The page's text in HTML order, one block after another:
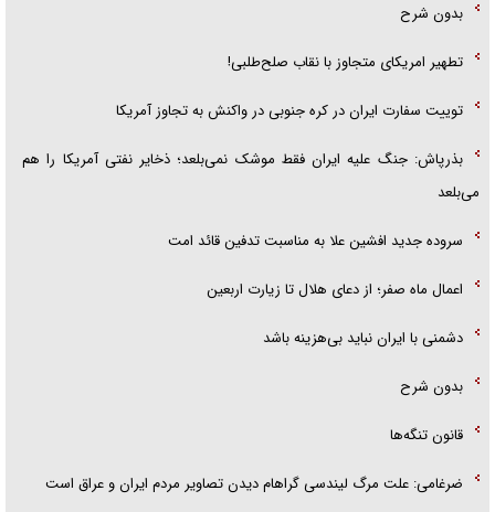
بدون شرح
تطهیر امریکای متجاوز با نقاب صلح‌طلبی!
توییت سفارت ایران در کره جنوبی در واکنش به تجاوز آمریکا
بذرپاش: ‏جنگ علیه ایران فقط موشک نمی‌بلعد؛ ذخایر نفتی آمریکا را هم
می‌بلعد
سروده جدید افشین علا به مناسبت تدفین قائد امت
اعمال ماه صفر؛ از دعای هلال تا زیارت اربعین
دشمنی با ایران نباید بی‌هزینه باشد
بدون شرح
قانون تنگه‌ها
ضرغامی: علت مرگ لیندسی گراهام دیدن تصاویر مردم ایران و عراق است